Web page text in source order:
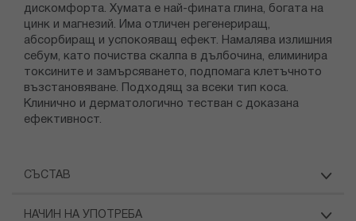
дискомфорта. Хумата е най-фината глина, богата на
цинк и магнезий. Има отличен регенериращ,
абсорбиращ и успокояващ ефект. Намалява излишния
себум, като почиства скалпа в дълбочина, елиминира
токсините и замърсяването, подпомага клетъчното
възстановяване. Подходящ за всеки тип коса.
Клинично и дерматологично тестван с доказана
ефективност.
СЪСТАВ
НАЧИН НА УПОТРЕБА